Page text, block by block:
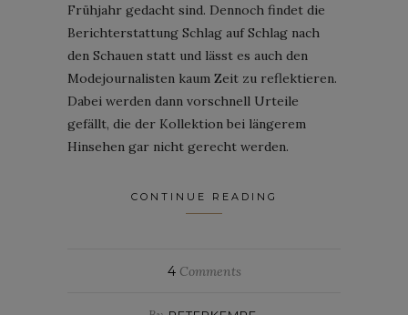
Frühjahr gedacht sind. Dennoch findet die
Berichterstattung Schlag auf Schlag nach
den Schauen statt und lässt es auch den
Modejournalisten kaum Zeit zu reflektieren.
Dabei werden dann vorschnell Urteile
gefällt, die der Kollektion bei längerem
Hinsehen gar nicht gerecht werden.
CONTINUE READING
4Comments